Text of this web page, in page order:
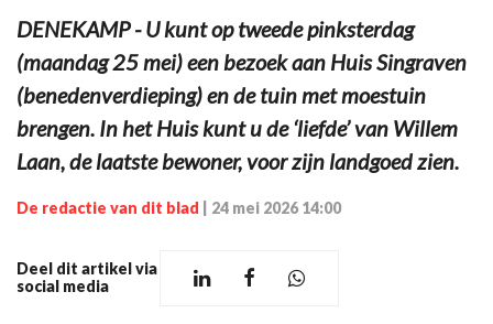
DENEKAMP - U kunt op tweede pinksterdag
(maandag 25 mei) een bezoek aan Huis Singraven
(benedenverdieping) en de tuin met moestuin
brengen. In het Huis kunt u de ‘liefde’ van Willem
Laan, de laatste bewoner, voor zijn landgoed zien.
De redactie van dit blad 24 mei 2026 14:00
Deel dit artikel via
social media